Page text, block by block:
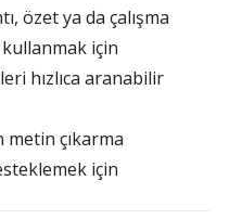
özet ya da çalışma
için
hızlıca aranabilir
çıkarma
için